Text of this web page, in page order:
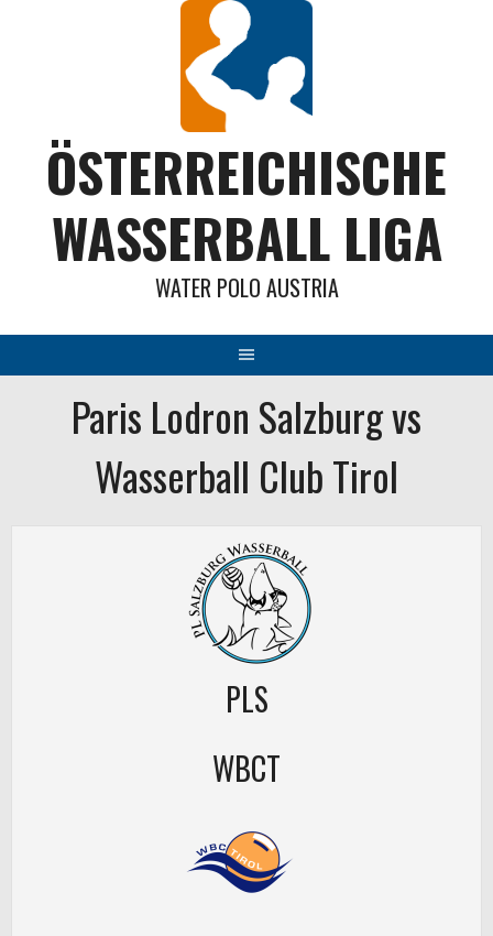
ÖSTERREICHISCHE
WASSERBALL LIGA
WATER POLO AUSTRIA
Paris Lodron Salzburg vs
Wasserball Club Tirol
PLS
WBCT